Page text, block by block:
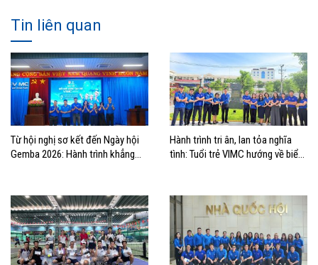
Tin liên quan
Từ hội nghị sơ kết đến Ngày hội
Gemba 2026: Hành trình khẳng
Hành trình tri ân, lan tỏa nghĩa
tình: Tuổi trẻ VIMC hướng về biển